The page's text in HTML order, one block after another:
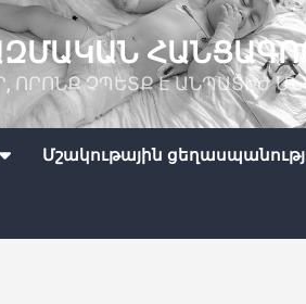
ՈՐՈՆՔ ՉՊԵՏՔ Է ԱՆՊԱՏԻԺ
Մշակութային